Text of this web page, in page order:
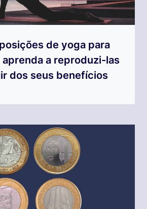
de yoga para
a reproduzi-las
dos seus benefícios